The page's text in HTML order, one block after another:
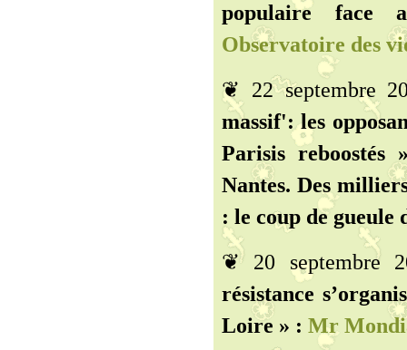
populaire face
Observatoire des
❦ 22 septembre
massif': les
Parisis reboostés
Nantes. Des
: le coup de gueule
❦ 20 septembre
résistance
Loire » : Mr